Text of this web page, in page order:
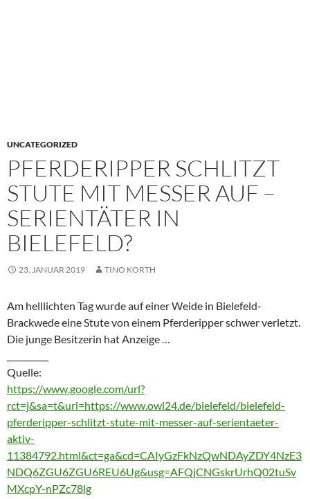
UNCATEGORIZED
PFERDERIPPER SCHLITZT
STUTE MIT MESSER AUF –
SERIENTÄTER IN
BIELEFELD?
23. JANUAR 2019 TINO KORTH
Am helllichten Tag wurde auf einer Weide in Bielefeld-
Brackwede eine Stute von einem Pferderipper schwer verletzt.
Die junge Besitzerin hat Anzeige …
Quelle:
https://www.google.com/url?
rct=j&sa=t&url=https://www.owl24.de/bielefeld/bielefeld-
pferderipper-schlitzt-stute-mit-messer-auf-serientaeter-
aktiv-
11384792.html&ct=ga&cd=CAIyGzFkNzQwNDAyZDY4NzE3
NDQ6ZGU6ZGU6REU6Ug&usg=AFQjCNGskrUrhQ02tuSv
MXcpY-nPZc78lg